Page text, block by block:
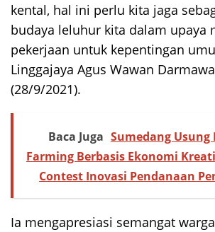
kental, hal ini perlu kita jaga
budaya leluhur kita dalam upaya
pekerjaan untuk kepentingan
Linggajaya Agus Wawan
(28/9/2021).
Baca Juga Sumedang
Farming Berbasis Ekonomi
Contest Inovasi Pendanaan
Ia mengapresiasi semangat